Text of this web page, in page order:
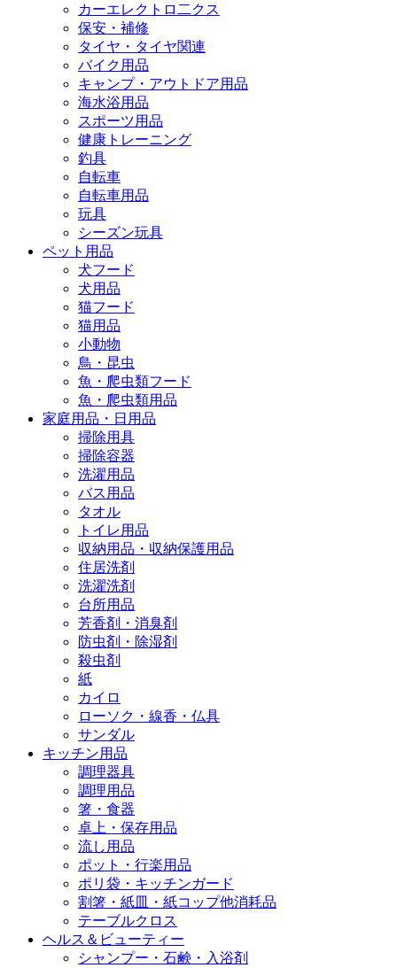
カーエレクトロ二クス
保安・補修
タイヤ・タイヤ関連
バイク用品
キャンプ・アウトドア用品
海水浴用品
スポーツ用品
健康トレーニング
釣具
自転車
自転車用品
玩具
シーズン玩具
ペット用品
犬フード
犬用品
猫フード
猫用品
小動物
鳥・昆虫
魚・爬虫類フード
魚・爬虫類用品
家庭用品・日用品
掃除用具
掃除容器
洗濯用品
バス用品
タオル
トイレ用品
収納用品・収納保護用品
住居洗剤
洗濯洗剤
台所用品
芳香剤・消臭剤
防虫剤・除湿剤
殺虫剤
紙
カイロ
ローソク・線香・仏具
サンダル
キッチン用品
調理器具
調理用品
箸・食器
卓上・保存用品
流し用品
ポット・行楽用品
ポリ袋・キッチンガード
割箸・紙皿・紙コップ他消耗品
テーブルクロス
ヘルス＆ビューティー
シャンプー・石鹸・入浴剤